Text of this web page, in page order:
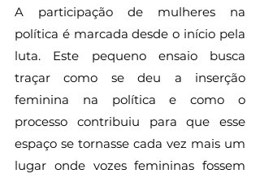
A participação de mulheres na
política é marcada desde o início pela
luta. Este pequeno ensaio busca
traçar como se deu a inserção
feminina na política e como o
processo contribuiu para que esse
espaço se tornasse cada vez mais um
lugar onde vozes femininas fossem